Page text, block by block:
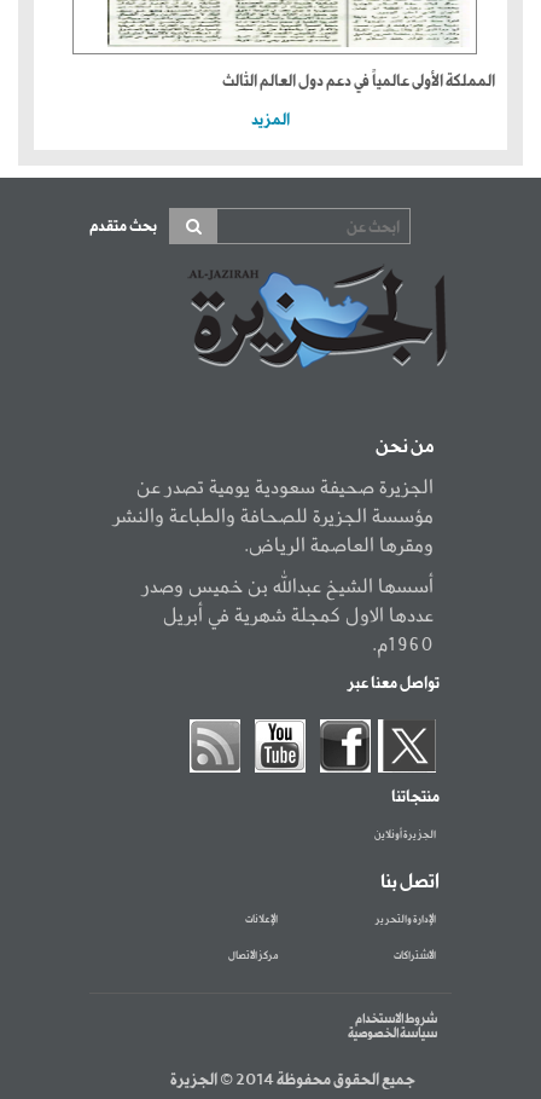
المملكة الأولى عالمياً في دعم دول العالم الثالث
المزيد
بحث متقدم
من نحن
الجزيرة صحيفة سعودية يومية تصدر عن
مؤسسة الجزيرة للصحافة والطباعة والنشر
ومقرها العاصمة الرياض.
أسسها الشيخ عبدالله بن خميس وصدر
عددها الاول كمجلة شهرية في أبريل
1960م.
تواصل معنا عبر
منتجاتنا
الجزيرة أونلاين
اتصل بنا
الإدارة والتحرير الإعلانات
الاشتراكات مركز الاتصال
شروط الاستخدام
سياسة الخصوصية
جميع الحقوق محفوظة 2014 © الجزيرة